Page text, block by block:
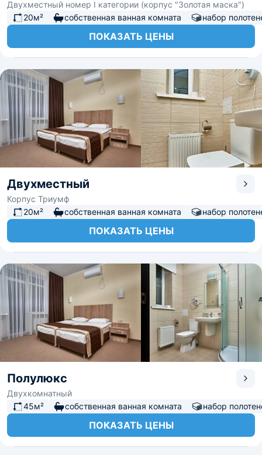
Двухместный номер I категории (корпус "Золотая маска")
20м²
собственная ванная комната набор
ПОКАЗАТЬ ЦЕНЫ
Двухместный
Корпус Триумф
20м²
собственная ванная комната набор
ПОКАЗАТЬ ЦЕНЫ
Полулюкс
Двухкомнатный
45м²
собственная ванная комната набор
ПОКАЗАТЬ ЦЕНЫ